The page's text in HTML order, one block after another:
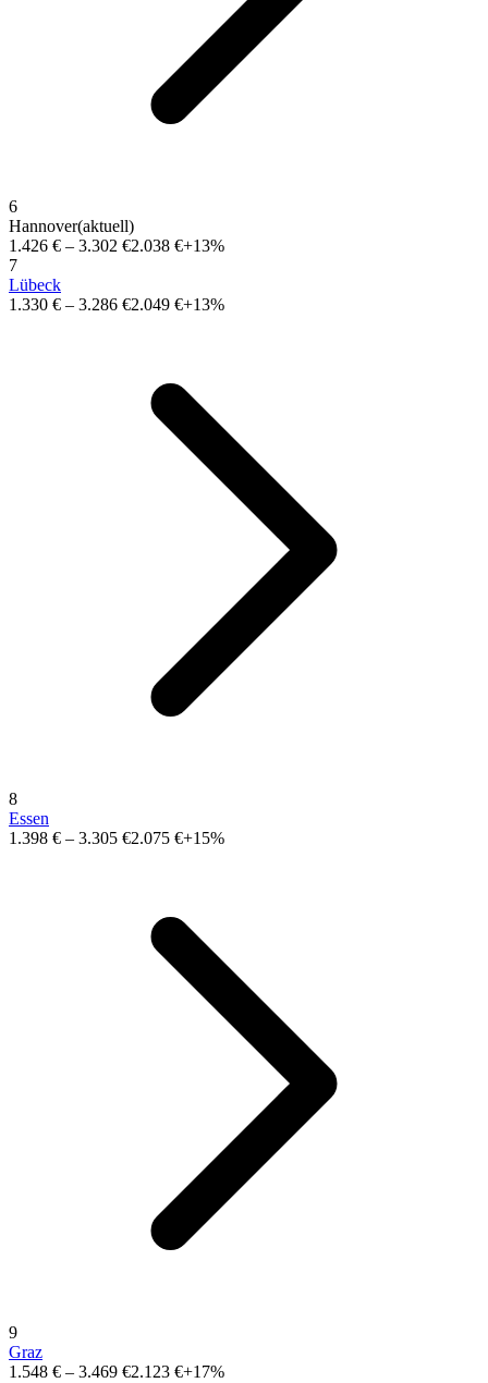
6
Hannover(aktuell)
1.426 € – 3.302 €2.038 €+13%
7
Lübeck
1.330 € – 3.286 €2.049 €+13%
8
Essen
1.398 € – 3.305 €2.075 €+15%
9
Graz
1.548 € – 3.469 €2.123 €+17%